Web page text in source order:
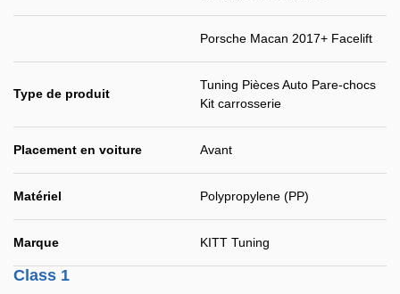
Porsche Macan 2017+ Facelift
Type de produit
Tuning Pièces Auto Pare-chocs
Kit carrosserie
Placement en voiture Avant
Matériel Polypropylene (PP)
Marque KITT Tuning
Class 1